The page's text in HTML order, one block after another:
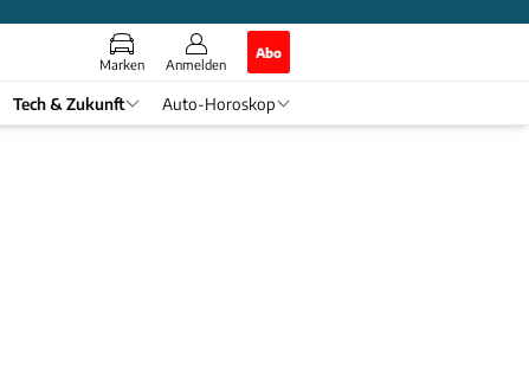
Marken Anmelden
Abo
Tech & Zukunft Auto-Horoskop